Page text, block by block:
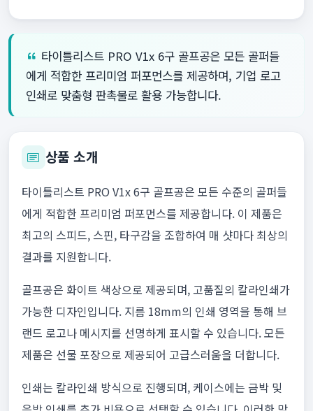
타이틀리스트 PRO V1x 6구 골프공은 모든 골퍼들
에게 적합한 프리미엄 퍼포먼스를 제공하며, 기업 로고
인쇄로 맞춤형 판촉물로 활용 가능합니다.
상품 소개
타이틀리스트 PRO V1x 6구 골프공은 모든 수준의 골퍼들
에게 적합한 프리미엄 퍼포먼스를 제공합니다. 이 제품은
최고의 스피드, 스핀, 타구감을 조합하여 매 샷마다 최상의
결과를 지원합니다.
골프공은 화이트 색상으로 제공되며, 고품질의 칼라인쇄가
가능한 디자인입니다. 지름 18mm의 인쇄 영역을 통해 브
랜드 로고나 메시지를 선명하게 표시할 수 있습니다. 모든
제품은 선물 포장으로 제공되어 고급스러움을 더합니다.
인쇄는 칼라인쇄 방식으로 진행되며, 케이스에는 금박 및